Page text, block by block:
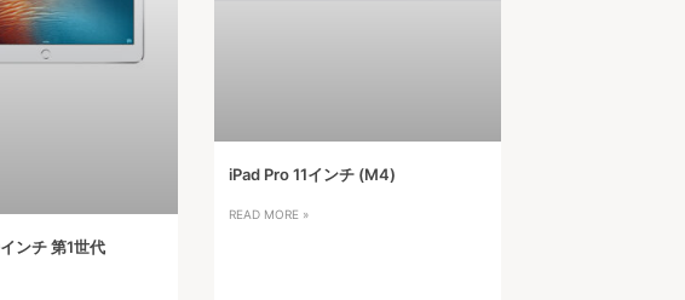
ンチ 第1世代
iPad Pro 11インチ (M4)
READ MORE »